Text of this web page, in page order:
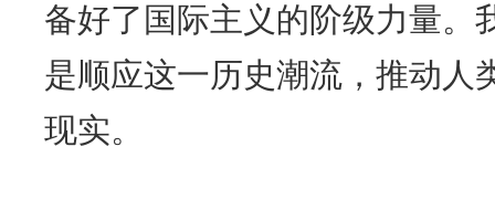
备好了国际主义的阶级力量。
是顺应这一历史潮流，推动人
现实。